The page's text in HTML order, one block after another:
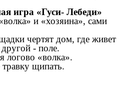
игра «Гуси- Лебеди»
и «хозяина», сами
чертят дом, где живет
- поле.
логово «волка».
травку щипать.